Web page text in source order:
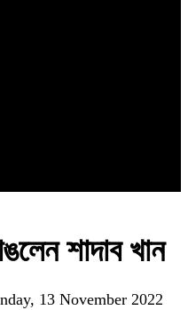
শাদাব খান
13 November 2022